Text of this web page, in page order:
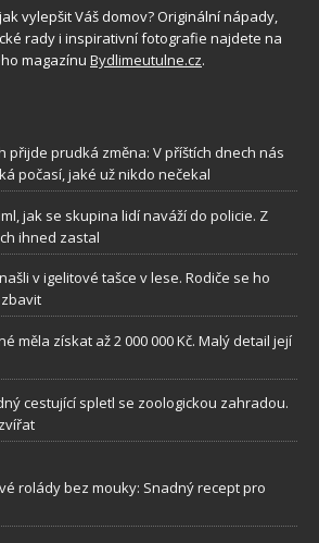
vylepšit Váš domov? Originální nápady,
rady i inspirativní fotografie najdete na
magazínu Bydlimeutulne.cz.
přijde prudká změna: V příštích dnech nás
počasí, jaké už nikdo nečekal
jak se skupina lidí naváží do policie. Z
ihned zastal
v igelitové tašce v lese. Rodiče se ho
měla získat až 2 000 000 Kč. Malý detail její
cestující spletl se zoologickou zahradou.
rolády bez mouky: Snadný recept pro